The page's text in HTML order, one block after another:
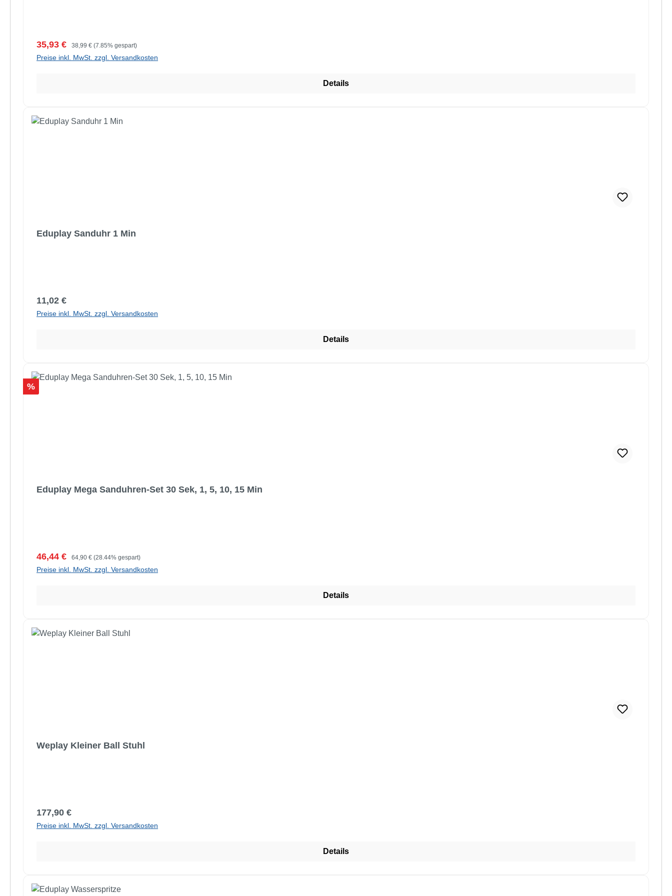
Verkaufspreis:
35,93 € Regulärer Preis:
38,99 € (7.85% gespart)
Preise inkl. MwSt. zzgl. Versandkosten
Details
Eduplay Sanduhr 1 Min
Regulärer Preis:
11,02 €
Preise inkl. MwSt. zzgl. Versandkosten
Details
Rabatt
%
Eduplay Mega Sanduhren-Set 30 Sek, 1, 5, 10, 15 Min
Verkaufspreis:
46,44 € Regulärer Preis:
64,90 € (28.44% gespart)
Preise inkl. MwSt. zzgl. Versandkosten
Details
Weplay Kleiner Ball Stuhl
Regulärer Preis:
177,90 €
Preise inkl. MwSt. zzgl. Versandkosten
Details